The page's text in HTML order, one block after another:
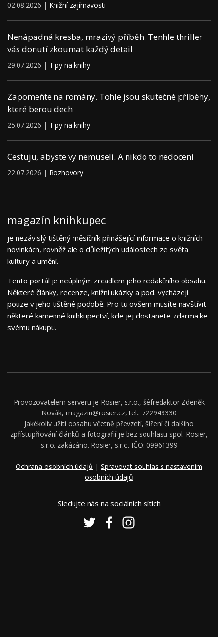
02.08.2026 | Knižní zajímavosti
Nenápadná kresba, mrazivý příběh. Tenhle thriller
vás donutí zkoumat každý detail
29.07.2026 | Tipy na knihy
Zapomeňte na romány. Tohle jsou skutečné příběhy,
které berou dech
25.07.2026 | Tipy na knihy
Cestuju, abyste vy nemuseli. A nikdo to nedocení
22.07.2026 | Rozhovory
magazín knihkupec
je nezávislý tištěný měsíčník přinášející informace o knižních
novinkách, rovněž ale o důležitých událostech ze světa
kultury a umění.
Tento portál je neúplným zrcadlem jeho redakčního obsahu.
Některé články, recenze, knižní ukázky a pod. vycházejí
pouze v jeho tištěné podobě. Pro tu ovšem musíte navštívit
některé kamenné knihkupectví, kde jej dostanete zdarma ke
svému nákupu.
Provozovatelem serveru je Rosier, s.r.o., šéfredaktor Zdeněk
Novák, magazin@rosier.cz, tel.: 722943330
Jakékoliv užití obsahu včetně převzetí, šíření či dalšího
zpřístupňování článků a fotografií je bez souhlasu spol. Rosier,
s.r.o. zakázáno. Rosier, s.r.o. IČO: 09961399
Ochrana osobních údajů | Spravovat souhlas s nastavením
osobních údajů
Sledujte nás na sociálních sítích